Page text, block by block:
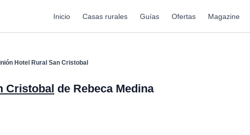
Inicio Casas rurales Guías Ofertas Magazine
Hotel Rural San Cristobal
Cristobal de Rebeca Medina